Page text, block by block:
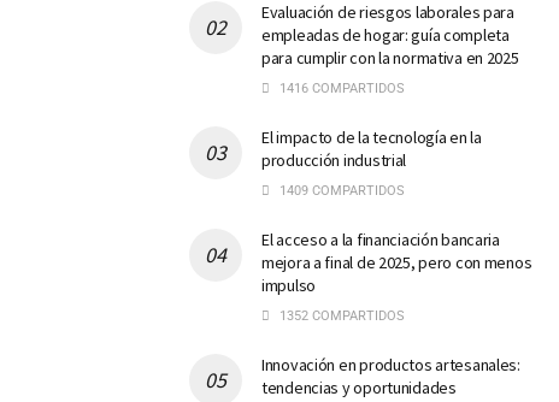
Evaluación de riesgos laborales para
empleadas de hogar: guía completa
para cumplir con la normativa en 2025
1416 COMPARTIDOS
El impacto de la tecnología en la
producción industrial
1409 COMPARTIDOS
El acceso a la financiación bancaria
mejora a final de 2025, pero con menos
impulso
1352 COMPARTIDOS
Innovación en productos artesanales:
tendencias y oportunidades